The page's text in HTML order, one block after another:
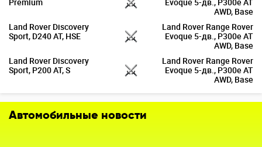
AWD, Base
Land Rover Discovery
Sport, D240 AT, HSE
Land Rover Range Rover
Evoque 5-дв., P300e AT
AWD, Base
Land Rover Discovery
Sport, P200 AT, S
Land Rover Range Rover
Evoque 5-дв., P300e AT
AWD, Base
Автомобильные новости